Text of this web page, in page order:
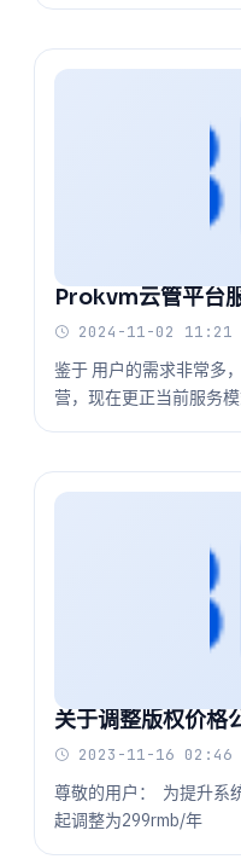
Prokvm云管平台
2024-11-02 11:21
鉴于 用户的需求非常多
营，现在更正当前服务
关于调整版权价格
2023-11-16 02:46
尊敬的用户： 为提升系
起调整为299rmb/年